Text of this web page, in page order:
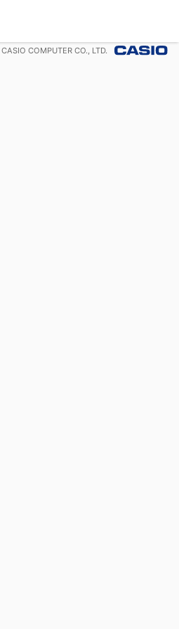
CASIO COMPUTER CO., LTD.